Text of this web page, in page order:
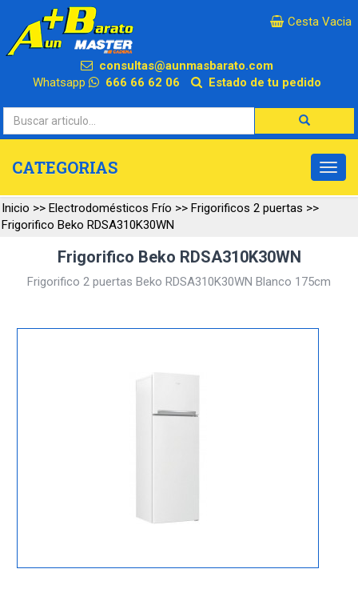
×
Cesta Vacia
consultas@aunmasbarato.com
Whatsapp
666 66 62 06 Estado de tu pedido
CATEGORIAS
Inicio >> Electrodomésticos Frío >> Frigorificos 2 puertas >>
Frigorifico Beko RDSA310K30WN
Frigorifico Beko RDSA310K30WN
Frigorifico 2 puertas Beko RDSA310K30WN Blanco 175cm